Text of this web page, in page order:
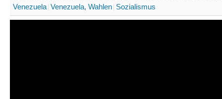
Venezuela Venezuela, Wahlen Sozialismus